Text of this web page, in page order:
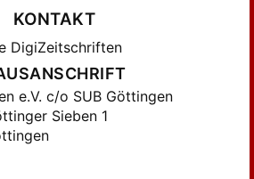
KONTAKT
DigiZeitschriften
e.V. c/o SUB Göttingen
Sieben 1